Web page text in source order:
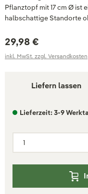
Pflanztopf mit 17 cm Ø ist
halbschattige Standorte
29,98 €
inkl. MwSt. zzgl. Versandkosten
Liefern lassen
Lieferzeit: 3-9